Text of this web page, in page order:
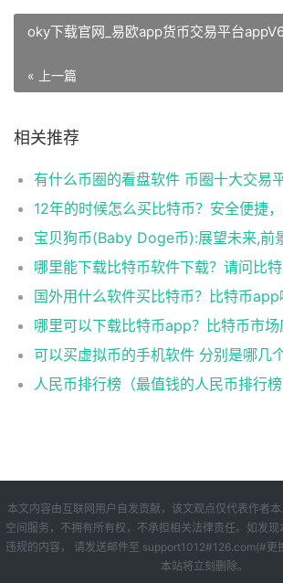
oky下载官网_易欧app货币交易平台
« 上一篇
相关推荐
有什么币圈的看盘软件 币圈十大交易
宝贝狗币(Baby Doge币):展望未来,前
国外用什么软件买比特币？比特币
哪里可以下载比特币app？比特币市场
可以买虚拟币的手机软件 分别是哪几
人民币排行榜（最值钱的人民币排行榜
本文内容由互联网用户自发贡献，该文观点仅代表作者
空间服务，不拥有所有权，不承担相关法律责任。如发
违规的内容， 请发送邮件至 support1012#126.com(#更
本站将立刻删除。